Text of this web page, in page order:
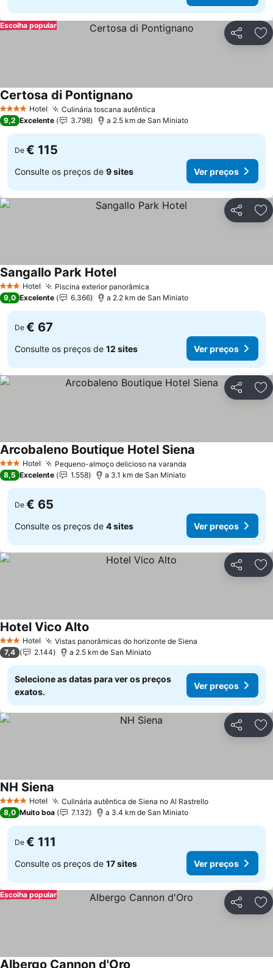
Partilhar
Escolha popular
4 EstrelasHotel Culinária toscana autêntica
Certosa di Pontignano
9,2 Excelente 3.798 a 2.5 km de San Miniato
De € 115
Consulte os preços de 9 sites Ver preços
Partilhar
3 EstrelasHotel Piscina exterior panorâmica
Sangallo Park Hotel
9,0 Excelente 6.366 a 2.2 km de San Miniato
De € 67
Consulte os preços de 12 sites Ver preços
Partilhar
3 EstrelasHotel Pequeno-almoço delicioso na varanda
Arcobaleno Boutique Hotel Siena
8,5 Excelente 1.558 a 3.1 km de San Miniato
De € 65
Consulte os preços de 4 sites Ver preços
Partilhar
3 EstrelasHotel Vistas panorâmicas do horizonte de Siena
Hotel Vico Alto
7,4 2.144 a 2.5 km de San Miniato
Selecione as datas para ver os preços
exatos.
Ver preços
Partilhar
4 EstrelasHotel Culinária autêntica de Siena no Al Rastrello
NH Siena
8,0 Muito boa 7.132 a 3.4 km de San Miniato
De € 111
Consulte os preços de 17 sites Ver preços
Partilhar
Escolha popular
Albergo Cannon d'Oro